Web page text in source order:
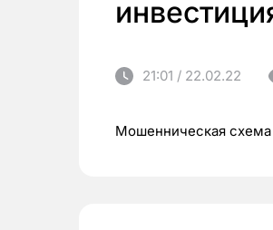
21:01 / 22.02.22
Мошенническая схема